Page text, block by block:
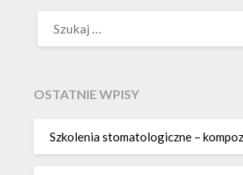
OSTATNIE WPISY
Szkolenia stomatologiczne –